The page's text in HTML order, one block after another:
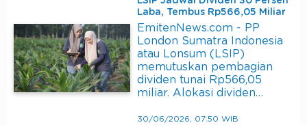
Laba, Tembus Rp566,05 Miliar
EmitenNews.com - PP
London Sumatra Indonesia
atau Lonsum (LSIP)
memutuskan pembagian
dividen tunai Rp566,05
miliar. Alokasi dividen…
30/06/2026, 07:50 WIB